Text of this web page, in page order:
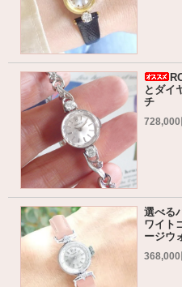
とダイ
チ
728,000
選べる
ワイト
ージウ
368,000